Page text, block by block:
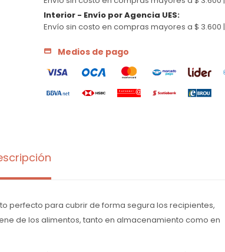
Interior - Envío por Agencia UES:
Envío sin costo en compras mayores a $ 3.600 |
Medios de pago
perfecto para cubrir de forma segura los recipientes,
de los alimentos, tanto en almacenamiento como en